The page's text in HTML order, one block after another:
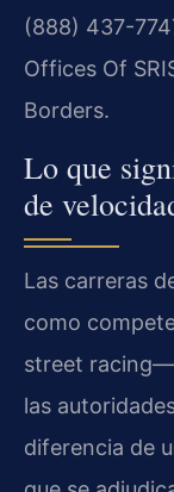
(888) 437-
Offices Of
Borders.
Lo que
de
Las carreras
como
street
las
diferencia de